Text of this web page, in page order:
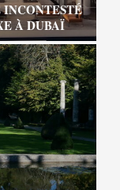
À DUBAÏ